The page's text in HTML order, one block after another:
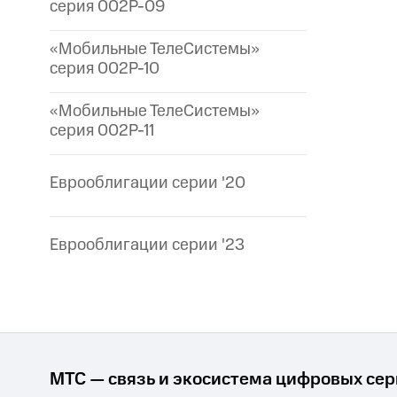
серия 002P-09
«Мобильные ТелеСистемы»
серия 002P-10
«Мобильные ТелеСистемы»
серия 002P-11
Еврооблигации серии '20
Еврооблигации серии '23
МТС — связь и экосистема цифровых